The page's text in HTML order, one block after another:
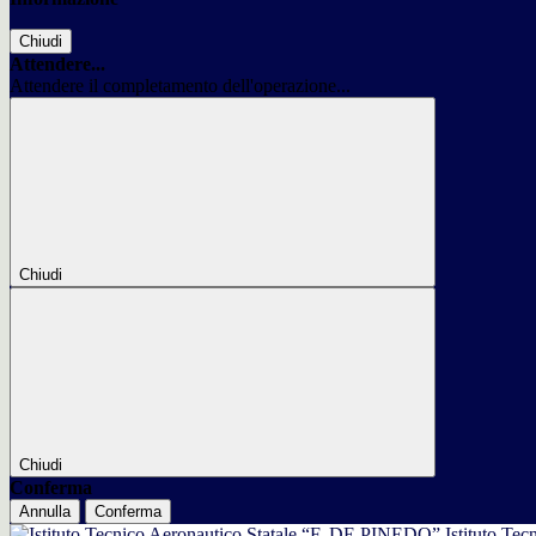
Chiudi
Attendere...
Attendere il completamento dell'operazione...
Chiudi
Chiudi
Conferma
Annulla Conferma